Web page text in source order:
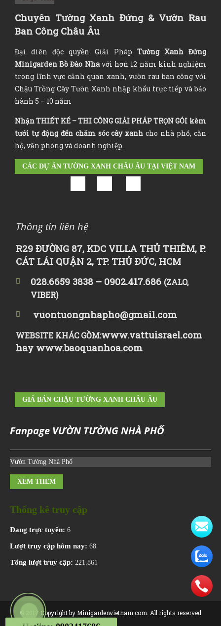
Chuyên Tường Xanh Đứng & Vườn Rau
Ban Công Châu Âu
Đại diên độc quyền Giải Pháp Tường Xanh Đứng
Minigarden Bồ Đào Nhavới hơn 12 năm kinh nghiệm
trong lĩnh vực cảnh quan xanh, vườn rau ban công với
Chậu Trồng Cây Tườn Xanh nhập khẩu trực tiếp và bảo
hành 5 – 10 năm
NhậnTHIẾT KẾ – THI CÔNG GIẢI PHÁP TRỌN GÓI kèm
tưới tự động đến chăm sóc cây xanh cho nhà phố, căn
hộ, văn phòng và doanh nghiệp.
CÁC DỰ ÁN TƯỜNG XANH CHÂU ÂU TẠI VIỆT NAM
Thông tin liên hệ
R29 ĐƯỜNG 87, KDC VILLA THỦ THIÊM, P.
CÁT LÁI QUẬN 2, TP. THỦ ĐỨC, HCM
028.6659 3838 – 0902.417.686 (ZALO,
VIBER)
vuontuongnhapho@gmail.com
WEBSITE KHÁC GỒM:www.vattuisrael.com
hay www.baoquanhoa.com
GIÁ BÁN CHẬU TƯỜNG XANH CHÂU ÂU
Fanpage VƯỜN TƯỜNG NHÀ PHỐ
Vườn Tường Nhà Phố
XEM THEM
Thống kê truy cập
Đang trực tuyến: 6
Lượt truy cập hôm nay: 68
Tổng lượt truy cập: 221.861
© 2017 Copyright by Minigardenvietnam.com. All rights reserved